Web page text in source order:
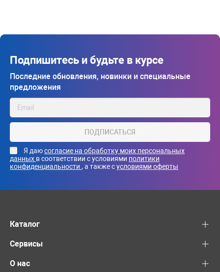
Подпишитесь и будьте в курсе
Последние обновления, новинки и специальные
предложения
ПОДПИСАТЬСЯ
Я даюсогласие на обработку моих персональных
данных в соответствии с условиями политики
конфиденциальности , а также сусловиями оферты
Каталог
Сервисы
О нас